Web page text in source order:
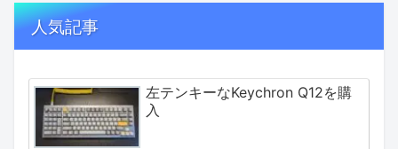
人気記事
左テンキーなKeychron Q12を購
入